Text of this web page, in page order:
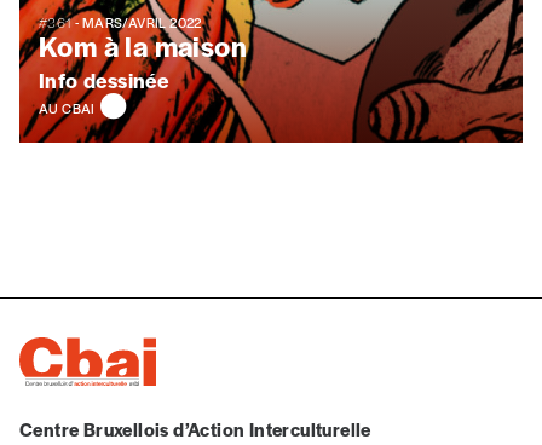
#361- MARS/AVRIL 2022
Kom à la maison
Info dessinée
AU CBAI
Centre Bruxellois d’Action Interculturelle